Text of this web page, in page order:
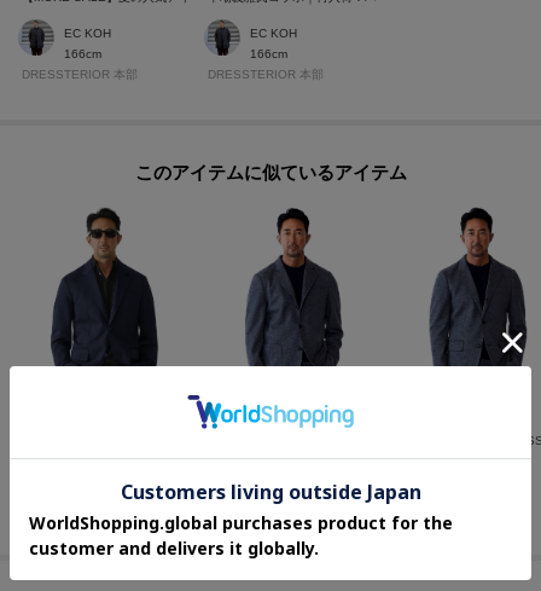
EC KOH
166cm
DRESSTERIOR 本部
EC KOH
166cm
DRESSTERIOR 本部
このアイテムに似ているアイテム
¥40,810
DRESSTERIOR(Men)
¥46,200
%OFF
さらに15%OFF
¥52,800